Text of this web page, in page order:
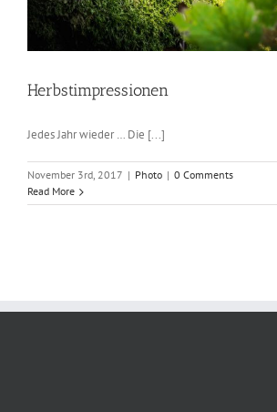
Herbstimpressionen
Jedes Jahr wieder … Die [...]
November 3rd, 2017 | Photo | 0 Comments
Read More